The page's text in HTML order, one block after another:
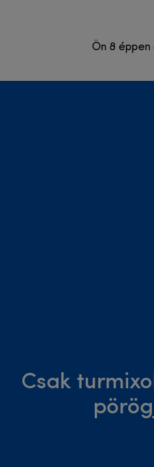
Ön 8
Csak